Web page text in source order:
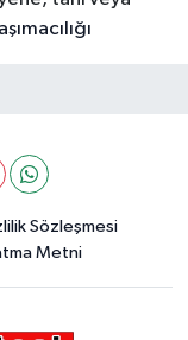
Sözleşmesi
Metni